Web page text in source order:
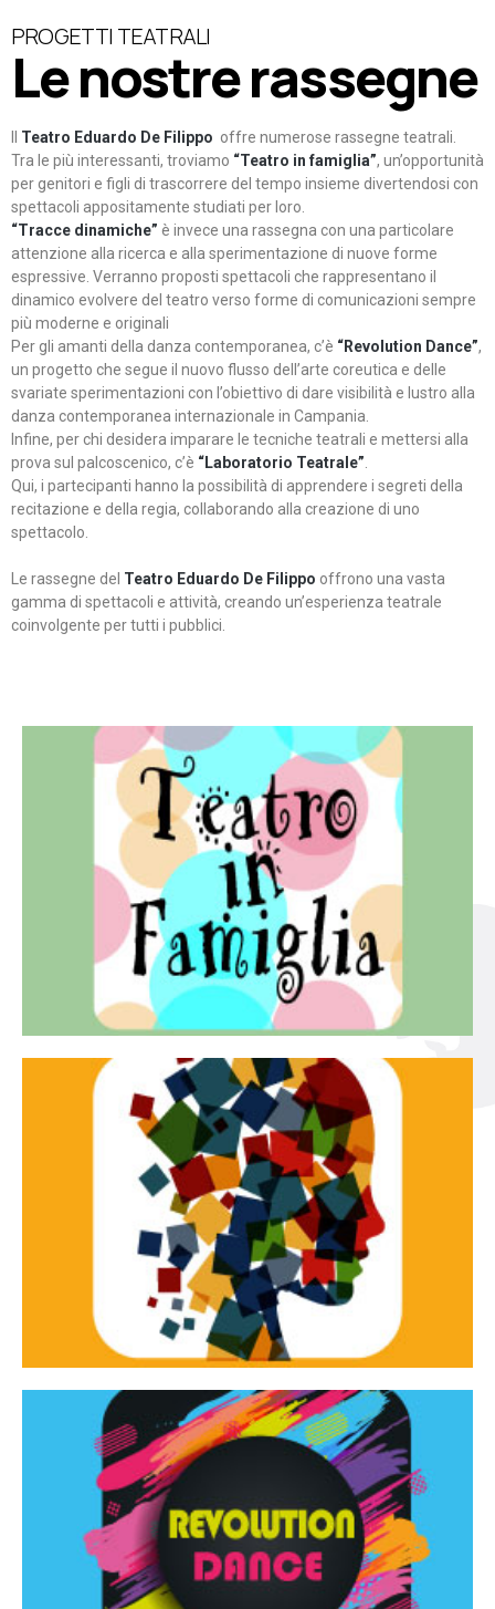
PROGETTI TEATRALI
Le nostre rassegne
Teatro Eduardo De Filippo offre numerose rassegne teatrali.
Tra le più interessanti, troviamo “Teatro in famiglia”, un’opportunità
per genitori e figli di trascorrere del tempo insieme divertendosi con
spettacoli appositamente studiati per loro.
“Tracce dinamiche” è invece una rassegna con una particolare
attenzione alla ricerca e alla sperimentazione di nuove forme
espressive. Verranno proposti spettacoli che rappresentano il
dinamico evolvere del teatro verso forme di comunicazioni sempre
più moderne e originali
Per gli amanti della danza contemporanea, c’è “Revolution Dance”,
un progetto che segue il nuovo flusso dell’arte coreutica e delle
svariate sperimentazioni con l’obiettivo di dare visibilità e lustro alla
danza contemporanea internazionale in Campania.
Infine, per chi desidera imparare le tecniche teatrali e mettersi alla
prova sul palcoscenico, c’è “Laboratorio Teatrale”
Qui, i partecipanti hanno la possibilità di apprendere i segreti della
recitazione e della regia, collaborando alla creazione di uno
spettacolo.
Le rassegne del Teatro Eduardo De Filippo offrono una vasta
gamma di spettacoli e attività, creando un’esperienza teatrale
coinvolgente per tutti i pubblici.
Teatro in famiglia
Teatro In Famiglia è una rassegna di teatro concepita
per far condividere e godere del teatro all’intera
famiglia.
Continua
Tracce dinamiche
Tracce Dinamiche è una rassegna di teatro
d’innovazione e sperimentale.
Continua
Revolution Dance
Rassegna di danza contemporanea – I Edizione